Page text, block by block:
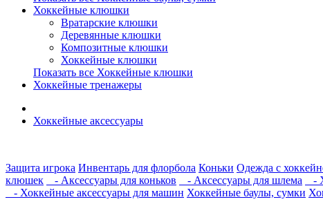
Хоккейные клюшки
Вратарские клюшки
Деревянные клюшки
Композитные клюшки
Хоккейные клюшки
Показать все Хоккейные клюшки
Хоккейные тренажеры
Хоккейные аксессуары
Защита игрока Инвентарь для флорбола Коньки Одежда с
клюшек
- Аксессуары для коньков - Аксессуары для шлема -
- Хоккейные аксессуары для машин Хоккейные баулы, сумки